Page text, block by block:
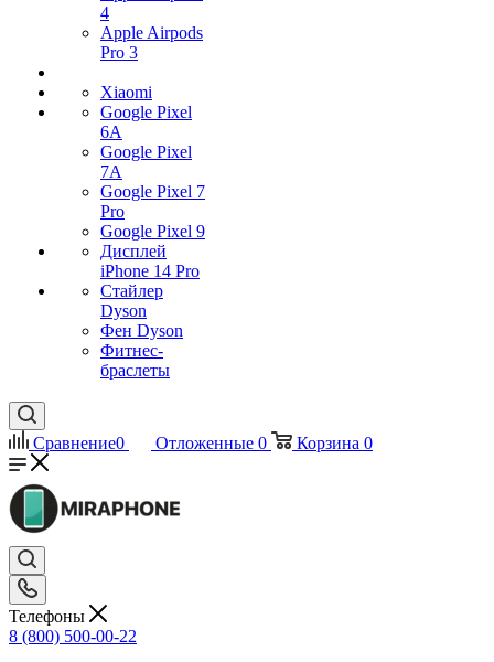
4
Apple Airpods
Pro 3
Xiaomi
Google Pixel
6A
Google Pixel
7А
Google Pixel 7
Pro
Google Pixel 9
Дисплей
iPhone 14 Pro
Стайлер
Dyson
Фен Dyson
Фитнес-
браслеты
Сравнение0 Отложенные 0 Корзина 0
Телефоны
8 (800) 500-00-22